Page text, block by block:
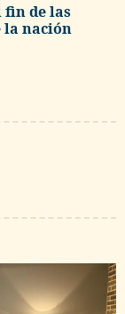
fin de las
la nación